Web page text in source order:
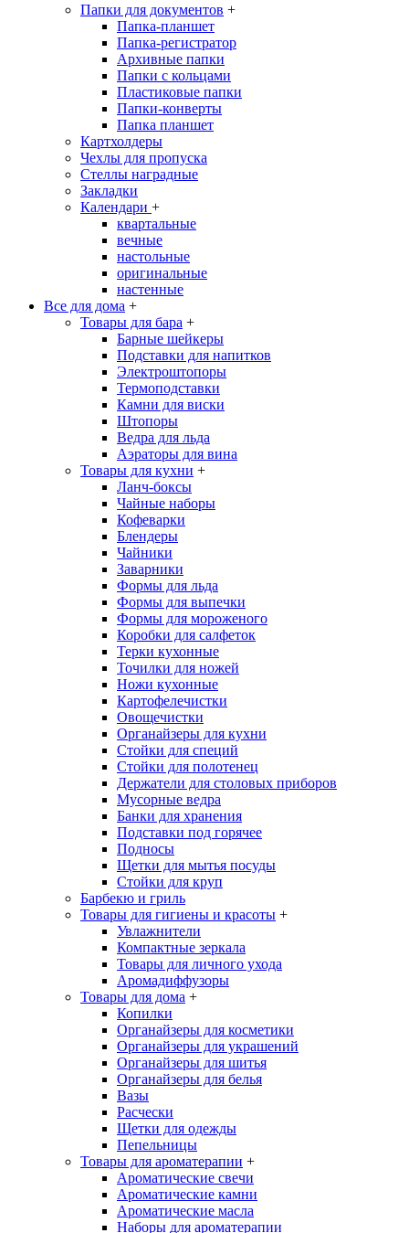
Папки для документов +
Папка-планшет
Папка-регистратор
Архивные папки
Папки с кольцами
Пластиковые папки
Папки-конверты
Папка планшет
Картхолдеры
Чехлы для пропуска
Стеллы наградные
Закладки
Календари +
квартальные
вечные
настольные
оригинальные
настенные
Все для дома +
Товары для бара +
Барные шейкеры
Подставки для напитков
Электроштопоры
Термоподставки
Камни для виски
Штопоры
Ведра для льда
Аэраторы для вина
Товары для кухни +
Ланч-боксы
Чайные наборы
Кофеварки
Блендеры
Чайники
Заварники
Формы для льда
Формы для выпечки
Формы для мороженого
Коробки для салфеток
Терки кухонные
Точилки для ножей
Ножи кухонные
Картофелечистки
Овощечистки
Органайзеры для кухни
Стойки для специй
Стойки для полотенец
Держатели для столовых приборов
Мусорные ведра
Банки для хранения
Подставки под горячее
Подносы
Щетки для мытья посуды
Стойки для круп
Барбекю и гриль
Товары для гигиены и красоты +
Увлажнители
Компактные зеркала
Товары для личного ухода
Аромадиффузоры
Товары для дома +
Копилки
Органайзеры для косметики
Органайзеры для украшений
Органайзеры для шитья
Органайзеры для белья
Вазы
Расчески
Щетки для одежды
Пепельницы
Товары для ароматерапии +
Ароматические свечи
Ароматические камни
Ароматические масла
Наборы для ароматерапии